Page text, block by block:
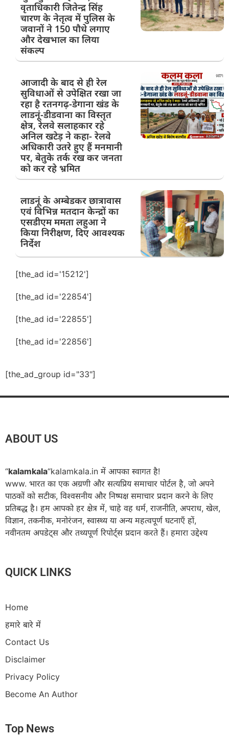
वृताधिकारी जितेन्द्र सिंह
चारण के नेतृत्व में पुलिस के
जवानों ने 150 पौधे लगाए
और देखभाल का लिया
संकल्प
आजादी के बाद से ही रेल
सुविधाओं से उपेक्षित रखा जा
रहा है रतनगढ़-डेगाना खंड के
लाडनूं-डीडवाना का विस्तृत
क्षेत्र, रेलवे सलाहकार रहे
अनिल खटेड़ ने कहा- रेलवे
अधिकारी उतरे हुए हैं मनमानी
पर, बेतुके तर्क रख कर जनता
को कर रहे भ्रमित
लाडनूं के अम्बेडकर छात्रावास
एवं विभिन्न मतदान केन्द्रों का
एसडीएम ममता लहुआ ने
किया निरीक्षण, दिए आवश्यक
निर्देश
[the_ad id='15212']
[the_ad id='22854']
[the_ad id='22855']
[the_ad id='22856']
[the_ad_group id="33"]
ABOUT US
“kalamkala“kalamkala.in में आपका स्वागत है!
www. भारत का एक अग्रणी और सत्यप्रिय समाचार पोर्टल है, जो अपने
पाठकों को सटीक, विश्वसनीय और निष्पक्ष समाचार प्रदान करने के लिए
प्रतिबद्ध है। हम आपको हर क्षेत्र में, चाहे वह धर्म, राजनीति, अपराध, खेल,
विज्ञान, तकनीक, मनोरंजन, स्वास्थ्य या अन्य महत्वपूर्ण घटनाएँ हों,
नवीनतम अपडेट्स और तथ्यपूर्ण रिपोर्ट्स प्रदान करते हैं। हमारा उद्देश्य
QUICK LINKS
Home
हमारे बारे में
Contact Us
Disclaimer
Privacy Policy
Become An Author
Top News